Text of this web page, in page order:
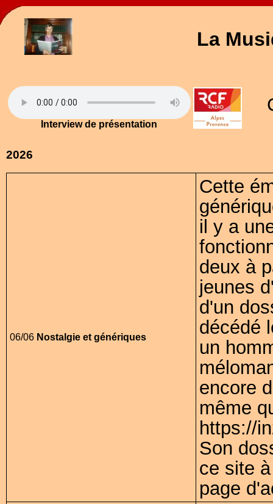
La
Interview de présentation
2026
06/06 Nostalgie et génériques
Cette
il y a
deux à
jeunes
d'un
décédé
un
encore
même
https://
Son
ce site
page